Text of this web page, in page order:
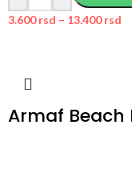
3.600rsd – 13.400rsd
Armaf Beach